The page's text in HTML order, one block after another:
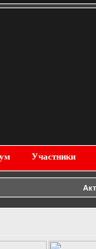
Участники